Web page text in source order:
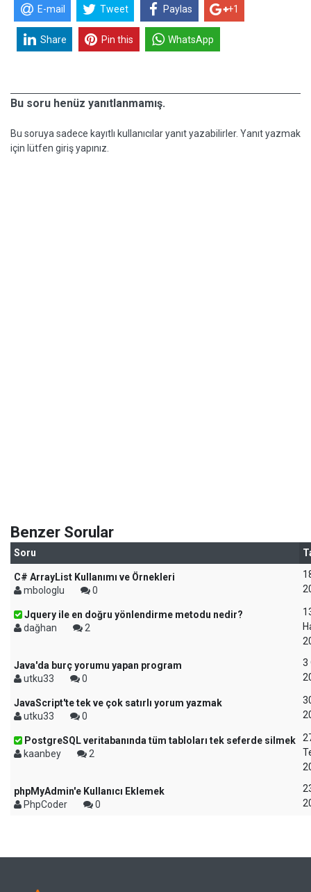
E-mail Tweet Paylas +1
Share Pin this WhatsApp
Bu soru henüz yanıtlanmamış.
Bu soruya sadece kayıtlı kullanıcılar yanıt yazabilirler. Yanıt yazmak
için lütfen giriş yapınız.
Benzer Sorular
Soru
C# ArrayList Kullanımı ve Örnekleri
mbologlu
0
Jquery ile en doğru yönlendirme metodu nedir?
dağhan
2
Java'da burç yorumu yapan program
utku33
0
3
JavaScript'te tek ve çok satırlı yorum yazmak
utku33
0
PostgreSQL veritabanında tüm tabloları tek seferde silmek
kaanbey
2
phpMyAdmin'e Kullanıcı Eklemek
PhpCoder
0